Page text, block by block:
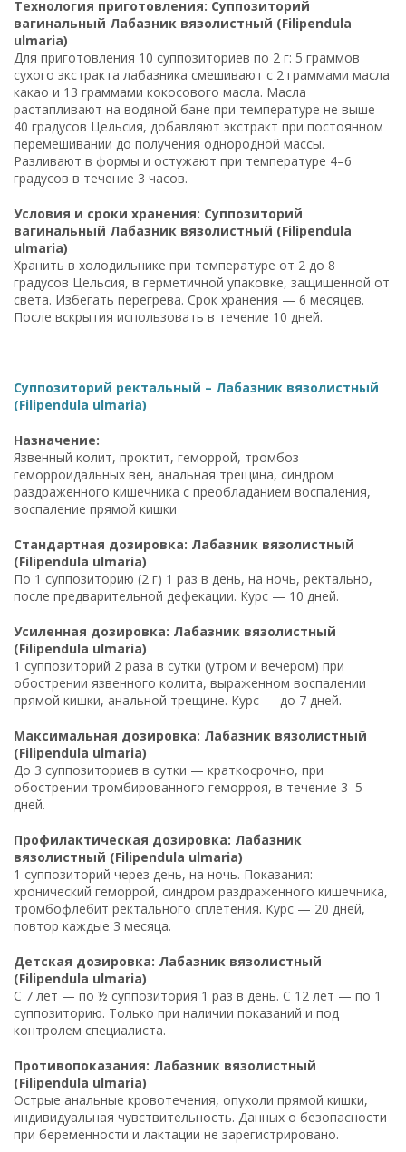
Технология приготовления: Суппозиторий
вагинальный Лабазник вязолистный (Filipendula
ulmaria)
Для приготовления 10 суппозиториев по 2 г: 5 граммов
сухого экстракта лабазника смешивают с 2 граммами масла
какао и 13 граммами кокосового масла. Масла
растапливают на водяной бане при температуре не выше
40 градусов Цельсия, добавляют экстракт при постоянном
перемешивании до получения однородной массы.
Разливают в формы и остужают при температуре 4–6
градусов в течение 3 часов.
Условия и сроки хранения: Суппозиторий
вагинальный Лабазник вязолистный (Filipendula
ulmaria)
Хранить в холодильнике при температуре от 2 до 8
градусов Цельсия, в герметичной упаковке, защищенной от
света. Избегать перегрева. Срок хранения — 6 месяцев.
После вскрытия использовать в течение 10 дней.
Суппозиторий ректальный – Лабазник вязолистный
(Filipendula ulmaria)
Назначение:
Язвенный колит, проктит, геморрой, тромбоз
геморроидальных вен, анальная трещина, синдром
раздраженного кишечника с преобладанием воспаления,
воспаление прямой кишки
Стандартная дозировка: Лабазник вязолистный
(Filipendula ulmaria)
По 1 суппозиторию (2 г) 1 раз в день, на ночь, ректально,
после предварительной дефекации. Курс — 10 дней.
Усиленная дозировка: Лабазник вязолистный
(Filipendula ulmaria)
1 суппозиторий 2 раза в сутки (утром и вечером) при
обострении язвенного колита, выраженном воспалении
прямой кишки, анальной трещине. Курс — до 7 дней.
Максимальная дозировка: Лабазник вязолистный
(Filipendula ulmaria)
До 3 суппозиториев в сутки — краткосрочно, при
обострении тромбированного геморроя, в течение 3–5
дней.
Профилактическая дозировка: Лабазник
вязолистный (Filipendula ulmaria)
1 суппозиторий через день, на ночь. Показания:
хронический геморрой, синдром раздраженного кишечника,
тромбофлебит ректального сплетения. Курс — 20 дней,
повтор каждые 3 месяца.
Детская дозировка: Лабазник вязолистный
(Filipendula ulmaria)
С 7 лет — по ½ суппозитория 1 раз в день. С 12 лет — по 1
суппозиторию. Только при наличии показаний и под
контролем специалиста.
Противопоказания: Лабазник вязолистный
(Filipendula ulmaria)
Острые анальные кровотечения, опухоли прямой кишки,
индивидуальная чувствительность. Данных о безопасности
при беременности и лактации не зарегистрировано.